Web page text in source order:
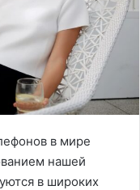
нашей
в широких